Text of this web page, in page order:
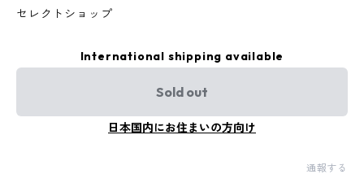
セレクトショップ
International shipping available
Sold out
日本国内にお住まいの方向け
通報する